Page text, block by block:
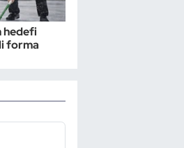
hedefi
forma